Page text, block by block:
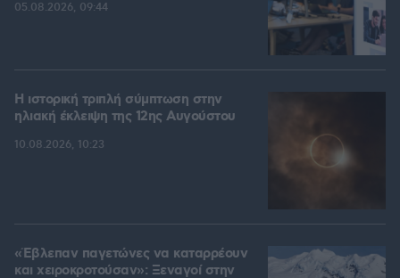
05.08.2026, 09:44
Η ιστορική τριπλή σύμπτωση στην
ηλιακή έκλειψη της 12ης Αυγούστου
10.08.2026, 10:23
«Έβλεπαν παγετώνες να καταρρέουν
και χειροκροτούσαν»: Ξεναγοί στην